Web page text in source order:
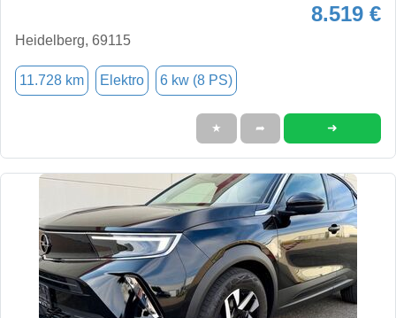
8.519 €
Heidelberg, 69115
11.728 km Elektro 6 kw (8 PS)
★ ➦ ➜